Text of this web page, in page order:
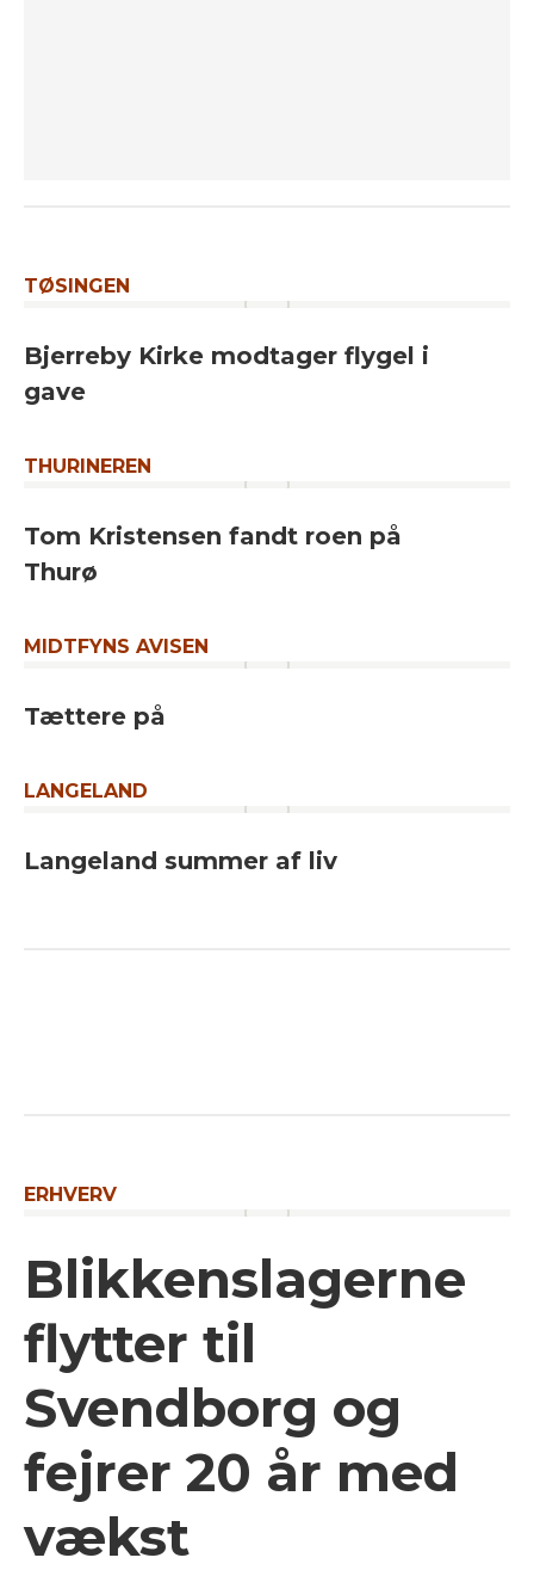
TØSINGEN
Bjerreby Kirke modtager flygel i
gave
THURINEREN
Tom Kristensen fandt roen på
Thurø
MIDTFYNS AVISEN
Tættere på
LANGELAND
Langeland summer af liv
ERHVERV
Blikkenslagerne
flytter til
Svendborg og
fejrer 20 år med
vækst